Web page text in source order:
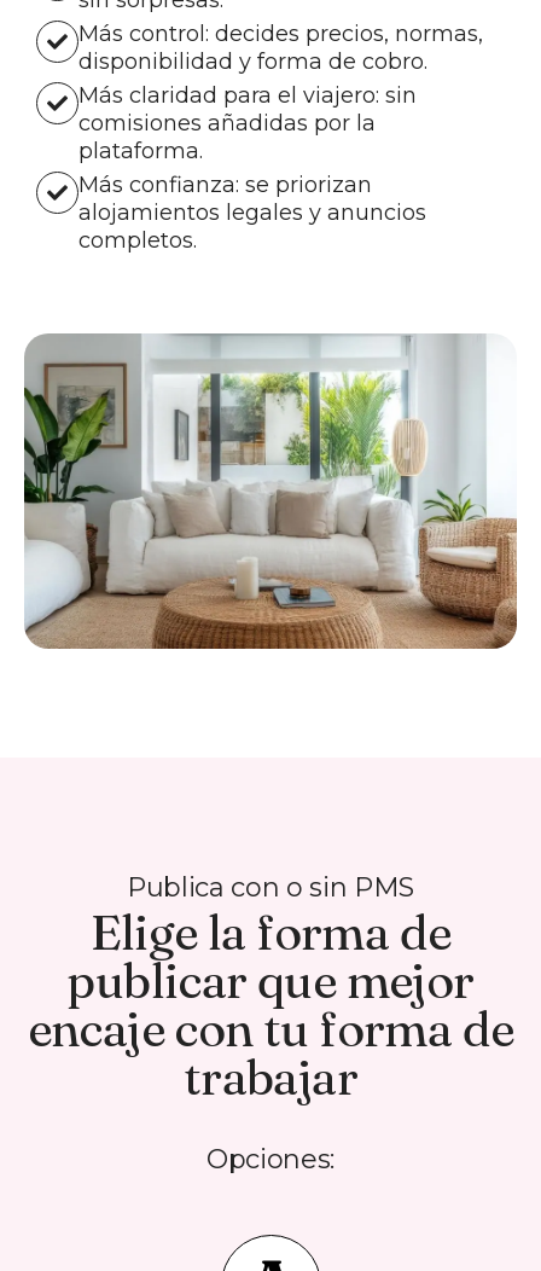
Más control: decides precios, normas,
disponibilidad y forma de cobro.
Más claridad para el viajero: sin
comisiones añadidas por la
plataforma.
Más confianza: se priorizan
alojamientos legales y anuncios
completos.
Publica con o sin PMS
Elige la forma de
publicar que mejor
encaje con tu forma de
trabajar
Opciones: